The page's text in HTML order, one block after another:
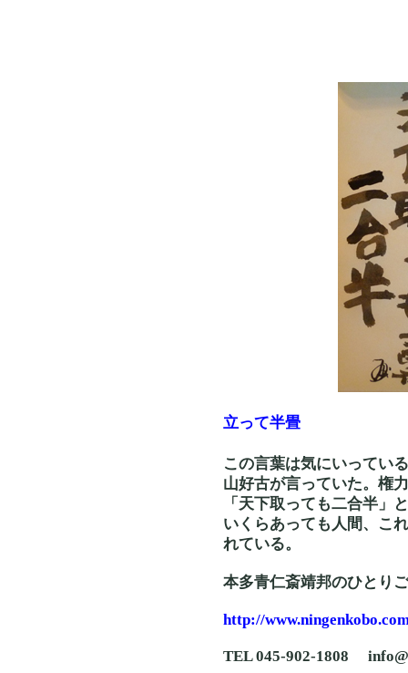
立って半畳
この言葉は気にいってい
山好古が言っていた。権
「天下取っても二合半」
いくらあっても人間、こ
れている。
本多青仁斎靖邦のひとり
http://
TEL 045-902-1808